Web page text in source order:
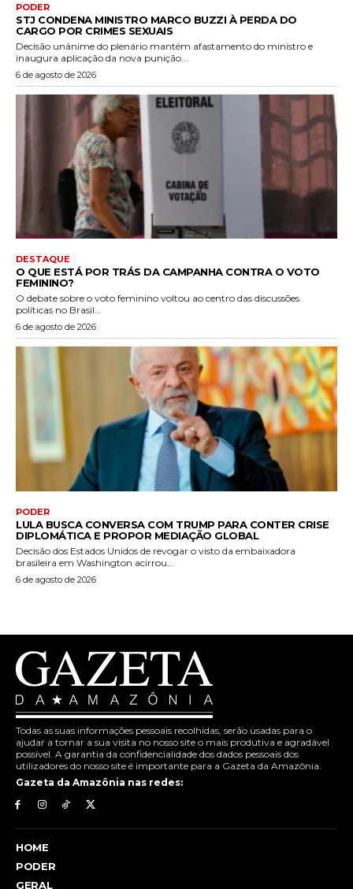
PODER
STJ CONDENA MINISTRO MARCO BUZZI À PERDA DO
CARGO POR CRIMES SEXUAIS
Decisão unânime do plenário mantém afastamento do ministro e
inaugura aplicação da nova punição...
6 de agosto de 2026
DESTAQUE
O QUE ESTÁ POR TRÁS DA CAMPANHA CONTRA O VOTO
FEMININO?
O debate sobre o voto feminino voltou ao centro das discussões
políticas no Brasil...
6 de agosto de 2026
PODER
LULA BUSCA CONVERSA COM TRUMP PARA CONTER CRISE
DIPLOMÁTICA E PROPOR MEDIAÇÃO GLOBAL
Decisão dos Estados Unidos de revogar o visto da embaixadora
brasileira em Washington acirrou...
6 de agosto de 2026
Todas as suas informações pessoais recolhidas, serão usadas para o
ajudar a tornar a sua visita no nosso site o mais produtiva e agradável
possível. A garantia da confidencialidade dos dados pessoais dos
utilizadores do nosso site é importante para a Gazeta da Amazônia.
Gazeta da Amazônia nas redes:
HOME
PODER
GERAL